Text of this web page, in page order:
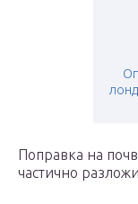
Поправка на
частично